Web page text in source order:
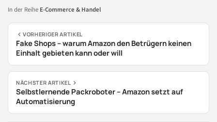
In der Reihe E-Commerce & Handel
VORHERIGER ARTIKEL
Fake Shops – warum Amazon den Betrügern keinen
Einhalt gebieten kann oder will
NÄCHSTER ARTIKEL
Selbstlernende Packroboter – Amazon setzt auf
Automatisierung